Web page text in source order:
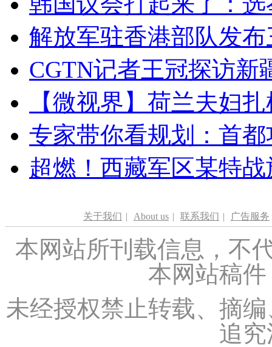
解放军驻香港部队发
CGTN记者王冠探访新
【微视界】荷兰夫妇
专家带你看规划：首
超燃！西藏军区某特
关于我们 | About us | 联系我们 | 广告服务
本网站所刊载信息，不
本网站稿
未经授权禁止转载、摘
追